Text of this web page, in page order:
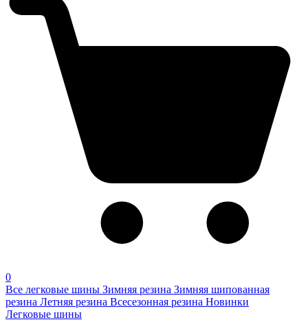
0
Все легковые шины Зимняя резина Зимняя шипованная
резина Летняя резина Всесезонная резина Новинки
Легковые шины